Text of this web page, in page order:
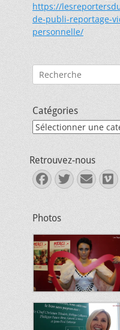
https://
de-publi-reportage-
personnelle/
Rechercher :
Catégories
Catégories
Retrouvez-nous
Facebook
Twitter
E-
mail
Photos